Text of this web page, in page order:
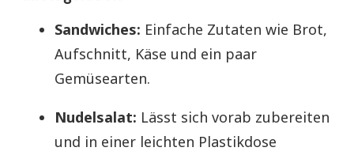
Sandwiches: Einfache Zutaten wie Brot,
Aufschnitt, Käse und ein paar
Gemüsearten.
Nudelsalat: Lässt sich vorab zubereiten
und in einer leichten Plastikdose